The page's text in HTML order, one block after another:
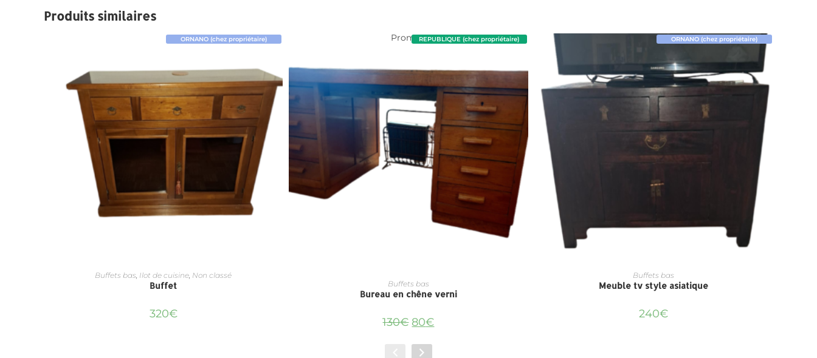
Produits similaires
ORNANO (chez propriétaire)
Buffets bas, Ilot de cuisine, Non classé
Buffet
320€
REPUBLIQUE (chez propriétaire)
Promo !
Buffets bas
Bureau en chêne verni
130€ 80€
ORNANO (chez propriétaire)
Buffets bas
Meuble tv style asiatique
240€